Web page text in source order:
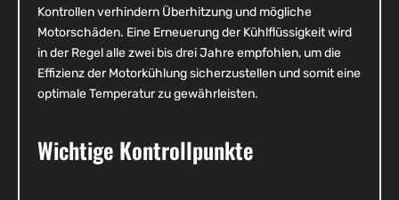
Kontrollen verhindern Überhitzung und mögliche
Motorschäden. Eine Erneuerung der Kühlflüssigkeit wird
in der Regel alle zwei bis drei Jahre empfohlen, um die
Effizienz der Motorkühlung sicherzustellen und somit eine
optimale Temperatur zu gewährleisten.
Wichtige Kontrollpunkte